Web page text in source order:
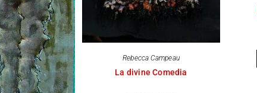
Rebecca Campeau
La divine Comedia